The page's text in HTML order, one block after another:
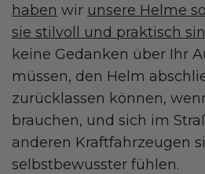
haben wir unsere Helme
sie stilvoll und praktisch
keine Gedanken über Ihr
müssen, den Helm
zurücklassen können,
brauchen, und sich im
anderen Kraftfahrzeugen
selbstbewusster fühlen.